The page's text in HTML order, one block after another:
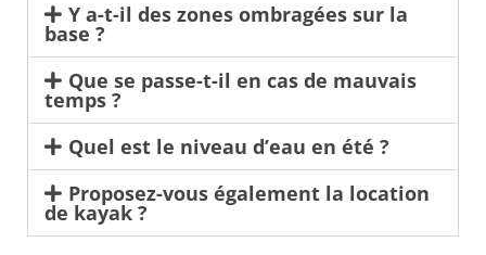
Y a-t-il des zones ombragées sur la
base ?
Que se passe-t-il en cas de mauvais
temps ?
Quel est le niveau d’eau en été ?
Proposez-vous également la location
de kayak ?